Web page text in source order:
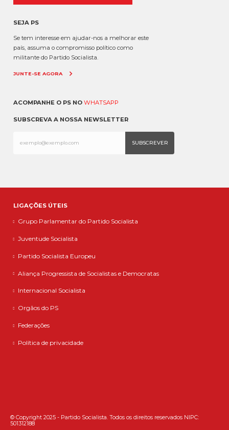
SEJA PS
Se tem interesse em ajudar-nos a melhorar este
país, assuma o compromisso político como
militante do Partido Socialista.
JUNTE-SE AGORA
ACOMPANHE O PS NO WHATSAPP
SUBSCREVA A NOSSA NEWSLETTER
LIGAÇÕES ÚTEIS
Grupo Parlamentar do Partido Socialista
Juventude Socialista
Partido Socialista Europeu
Aliança Progressista de Socialistas e Democratas
Internacional Socialista
Orgãos do PS
Federações
Política de privacidade
© Copyright 2025 - Partido Socialista. Todos os direitos reservados NIPC:
501312188